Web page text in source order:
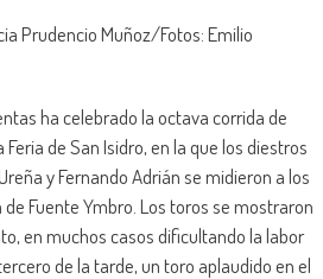
Prudencio Muñoz/Fotos: Emilio
ha celebrado la octava corrida de
de San Isidro, en la que los diestros
y Fernando Adrián se midieron a los
Fuente Ymbro. Los toros se mostraron
en muchos casos dificultando la labor
de la tarde, un toro aplaudido en el